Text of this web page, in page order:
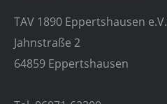
TAV 1890 Eppertshausen e.V.
Jahnstraße 2
64859 Eppertshausen